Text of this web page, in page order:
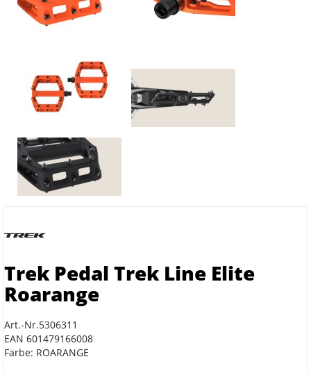
Trek Pedal Trek Line Elite
Roarange
Art.-Nr.5306311
EAN 601479166008
Farbe: ROARANGE